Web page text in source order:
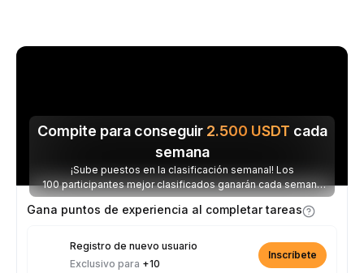
Compite para conseguir 2.500 USDT cada
semana
¡Sube puestos en la clasificación semanal! Los
100 participantes mejor clasificados ganarán cada semana
parte de los 2.500 USDT disponibles.
Gana puntos de experiencia al completar tareas
Registro de nuevo usuario
Exclusivo para +10
Inscríbete